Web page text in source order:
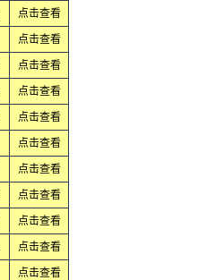
点击查看
点击查看
点击查看
点击查看
点击查看
点击查看
点击查看
点击查看
点击查看
点击查看
点击查看